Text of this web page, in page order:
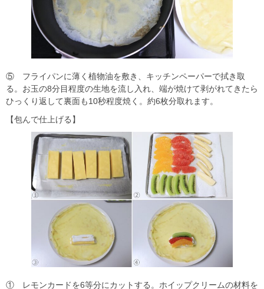
⑤ フライパンに薄く植物油を敷き、キッチンペーパーで拭き取
る。お玉の8分目程度の生地を流し入れ、端が焼けて剥がれてきたら
ひっくり返して裏面も10秒程度焼く。約6枚分取れます。
【包んで仕上げる】
① レモンカードを6等分にカットする。ホイップクリームの材料を